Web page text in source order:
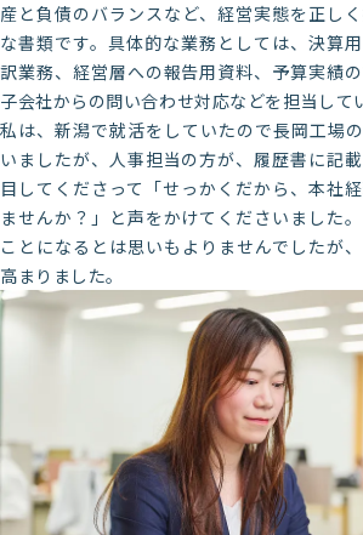
産と負債のバランスなど、経営実態を正し
な書類です。具体的な業務としては、決算
訳業務、経営層への報告用資料、予算実績
子会社からの問い合わせ対応などを担当して
私は、新潟で就活をしていたので長岡工場
いましたが、人事担当の方が、履歴書に記
目してくださって「せっかくだから、本社
ませんか？」と声をかけてくださいました
ことになるとは思いもよりませんでしたが
高まりました。